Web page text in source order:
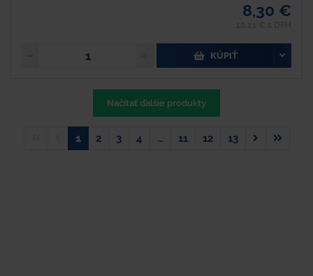
8,30 €
KÚPIŤ
Načítať ďalšie produkty
1 2 3 4 … 11 12 13